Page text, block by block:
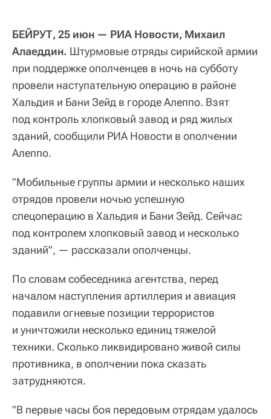
БЕЙРУТ, 25 июн — РИА Новости, Михаил
Алаеддин. Штурмовые отряды сирийской армии
при поддержке ополченцев в ночь на субботу
провели наступательную операцию в районе
Хальдия и Бани Зейд в городе Алеппо. Взят
под контроль хлопковый завод и ряд жилых
зданий, сообщили РИА Новости в ополчении
Алеппо.
"Мобильные группы армии и несколько наших
отрядов провели ночью успешную
спецоперацию в Хальдия и Бани Зейд. Сейчас
под контролем хлопковый завод и несколько
зданий", — рассказали ополченцы.
По словам собеседника агентства, перед
началом наступления артиллерия и авиация
подавили огневые позиции террористов
и уничтожили несколько единиц тяжелой
техники. Сколько ликвидировано живой силы
противника, в ополчении пока сказать
затрудняются.
"В первые часы боя передовым отрядам удалось